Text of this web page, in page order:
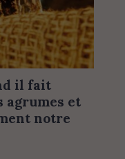
il fait
agrumes et
notre